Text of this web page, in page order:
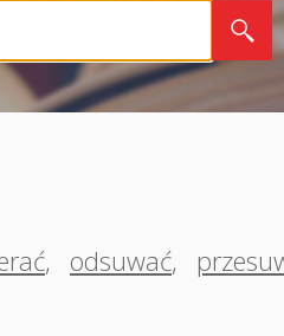
, odsuwać,